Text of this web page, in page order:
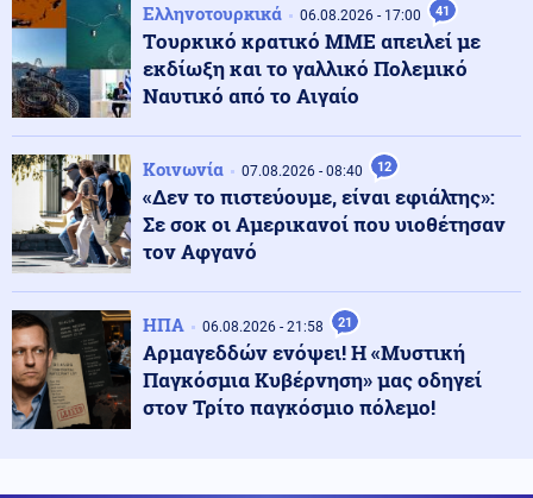
τραυματίστηκε με ηλεκτρικό πατίνι - Παραμένει
διασωληνωμένος
Πνευματικά ωφέλιμα 08.08.2026 - 10:19
Κόσμος 08.08.2026 - 10:03
Η ναυτιλία μπροστά σε υψηλό ρίσκο και στη Μαύρη
Θάλασσα – Αυξημένα ναύλα και ασφάλιστρα πολέμου
Κοινωνία 08.08.2026 - 09:58
Τέλος οι πινακίδες αυτοκινήτων στην Ελλάδα
Ελληνοτουρκικά 06.08.2026 - 17:00 41
Tουρκικό κρατικό ΜΜΕ απειλεί με
εκδίωξη και το γαλλικό Πολεμικό
Ναυτικό από το Αιγαίο
Κοινωνία 07.08.2026 - 08:40 12
«Δεν το πιστεύουμε, είναι εφιάλτης»:
Σε σοκ οι Αμερικανοί που υιοθέτησαν
τον Αφγανό
ΗΠΑ 06.08.2026 - 21:58 21
Αρμαγεδδών ενόψει! Η «Μυστική
Παγκόσμια Κυβέρνηση» μας οδηγεί
στον Τρίτο παγκόσμιο πόλεμο!